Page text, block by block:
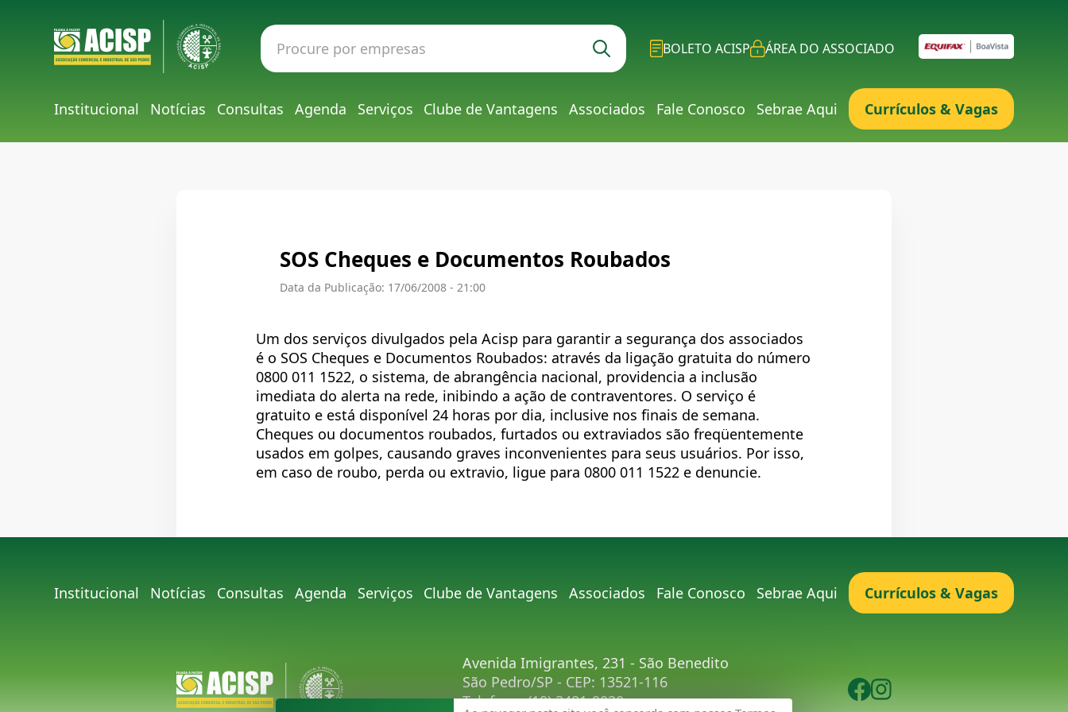
BOLETO ACISP ÁREA DO ASSOCIADO
Institucional Notícias Consultas Agenda Serviços Clube de Vantagens Associados Fale Conosco Sebrae Aqui Currículos & Vagas
SOS Cheques e Documentos Roubados
Data da Publicação: 17/06/2008 - 21:00
Um dos serviços divulgados pela Acisp para garantir a segurança dos associados
é o SOS Cheques e Documentos Roubados: através da ligação gratuita do número
0800 011 1522, o sistema, de abrangência nacional, providencia a inclusão
imediata do alerta na rede, inibindo a ação de contraventores. O serviço é
gratuito e está disponível 24 horas por dia, inclusive nos finais de semana.
Cheques ou documentos roubados, furtados ou extraviados são freqüentemente
usados em golpes, causando graves inconvenientes para seus usuários. Por isso,
em caso de roubo, perda ou extravio, ligue para 0800 011 1522 e denuncie.
Institucional Notícias Consultas Agenda Serviços Clube de Vantagens Associados Fale Conosco Sebrae Aqui Currículos & Vagas
Avenida Imigrantes, 231 - São Benedito
São Pedro/SP - CEP: 13521-116
Telefone:(19) 3481-9030